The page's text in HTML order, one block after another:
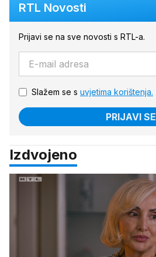
RTL Novosti
Prijavi se na sve novosti s RTL-a.
Slažem se s uvjetima korištenja.
PRIJAVI SE
Izdvojeno